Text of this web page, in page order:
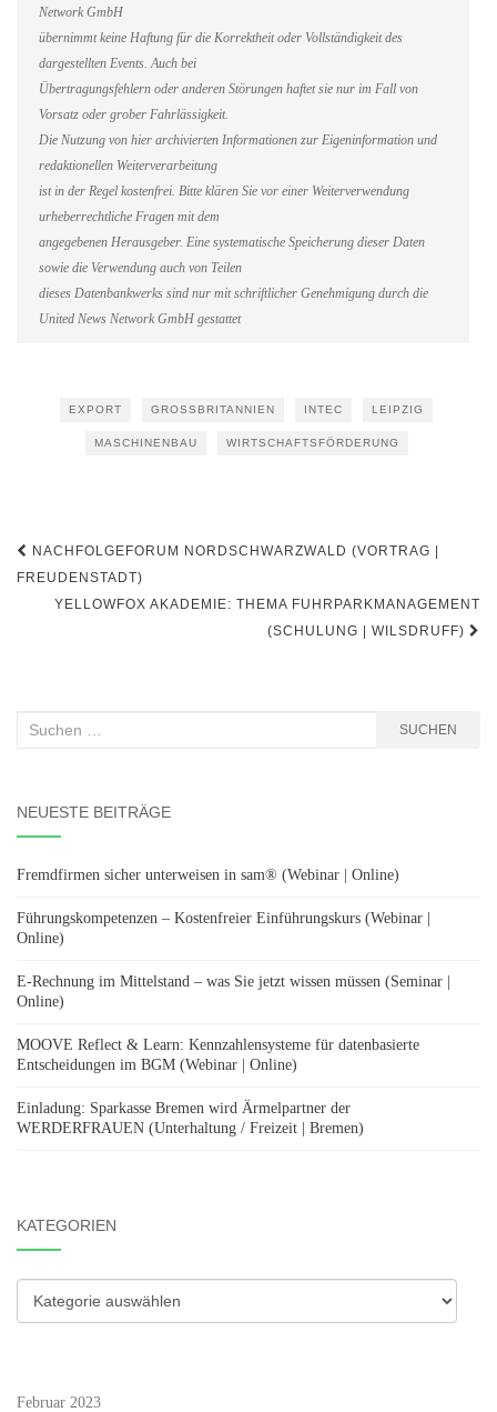
Network GmbH
übernimmt keine Haftung für die Korrektheit oder Vollständigkeit des
dargestellten Events. Auch bei
Übertragungsfehlern oder anderen Störungen haftet sie nur im Fall von
Vorsatz oder grober Fahrlässigkeit.
Die Nutzung von hier archivierten Informationen zur Eigeninformation und
redaktionellen Weiterverarbeitung
ist in der Regel kostenfrei. Bitte klären Sie vor einer Weiterverwendung
urheberrechtliche Fragen mit dem
angegebenen Herausgeber. Eine systematische Speicherung dieser Daten
sowie die Verwendung auch von Teilen
dieses Datenbankwerks sind nur mit schriftlicher Genehmigung durch die
United News Network GmbH gestattet
EXPORT GROSSBRITANNIEN INTEC LEIPZIG
MASCHINENBAU WIRTSCHAFTSFÖRDERUNG
Beitragsnavigation
NACH­FOLGE­FORUM NORD­SCHWARZ­WALD (VORTRAG |
FREUDENSTADT)
YELLOWFOX AKADEMIE: THEMA FUHRPARKMANAGEMENT
(SCHULUNG | WILSDRUFF)
Suchen
SUCHEN
NEUESTE BEITRÄGE
Fremdfirmen sicher unterweisen in sam® (Webinar | Online)
Führungskompetenzen – Kostenfreier Einführungskurs (Webinar |
Online)
E-Rechnung im Mittelstand – was Sie jetzt wissen müssen (Seminar |
Online)
MOOVE Reflect & Learn: Kennzahlensysteme für datenbasierte
Entscheidungen im BGM (Webinar | Online)
Einladung: Sparkasse Bremen wird Ärmelpartner der
WERDERFRAUEN (Unterhaltung / Freizeit | Bremen)
KATEGORIEN
Kategorien
Februar 2023